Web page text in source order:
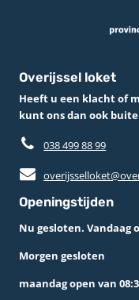
Overijssel loket
Heeft u een klacht of
kunt ons dan ook
038 499 88 99
Openingstijden
Nu gesloten. Vandaag
Morgen gesloten
maandag open van